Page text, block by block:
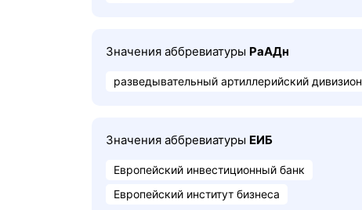
Значения аббревиатуры РаАДн
разведывательный артиллерийский дивизион
Значения аббревиатуры ЕИБ
Европейский инвестиционный банк
Европейский институт бизнеса